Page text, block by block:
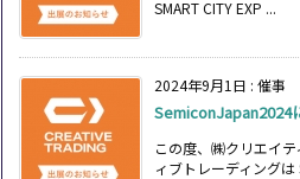
SMART CITY EXP ...
2024年9月1日 : 催事
SemiconJapan2024
この度、㈱クリエイ
ィブトレーディングは